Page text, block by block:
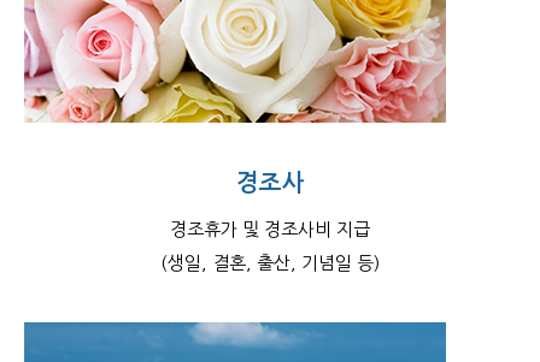
경조사
경조휴가 및 경조사비 지급
(생일, 결혼, 출산, 기념일 등)